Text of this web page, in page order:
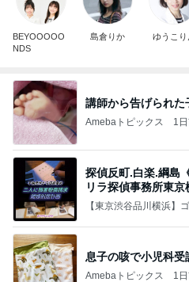
BEYOOOOO
NDS
島倉りか ゆうこり
講師から告げられた
Amebaトピックス 1
探偵反町.白楽.綱島
リラ探偵事務所東
【東京渋谷品川横浜】
横浜社内不倫調査一方
息子の咳で小児科受
Amebaトピックス 1